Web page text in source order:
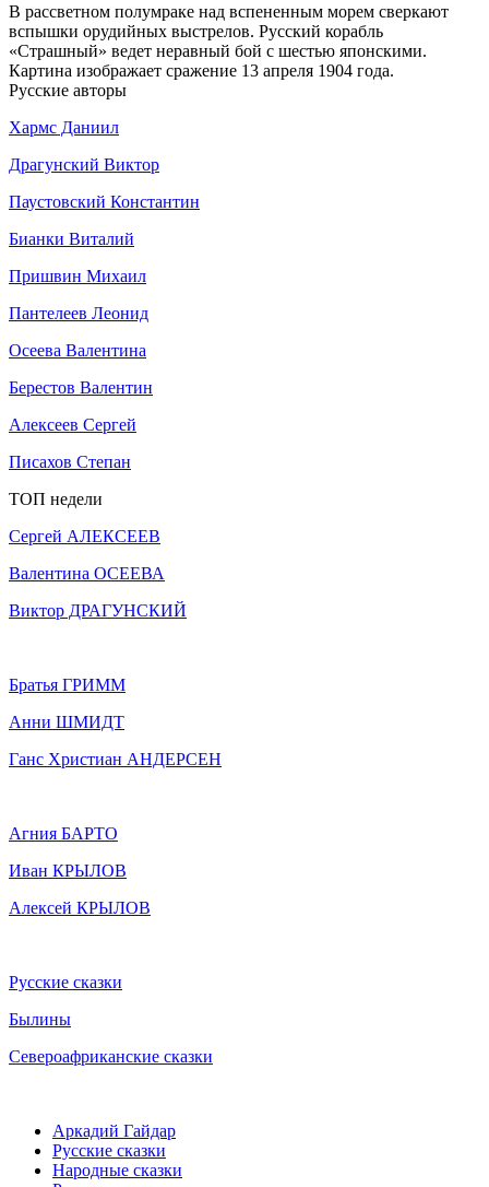
В рассветном полумраке над вспененным морем сверкают
вспышки орудийных выстрелов. Русский корабль
«Страшный» ведет неравный бой с шестью японскими.
Картина изображает сражение 13 апреля 1904 года.
Русские авторы
Хармс Даниил
Драгунский Виктор
Паустовский Константин
Бианки Виталий
Пришвин Михаил
Пантелеев Леонид
Осеева Валентина
Берестов Валентин
Алексеев Сергей
Писахов Степан
ТОП недели
Сергей АЛЕКСЕЕВ
Валентина ОСЕЕВА
Виктор ДРАГУНСКИЙ
Братья ГРИММ
Анни ШМИДТ
Ганс Христиан АНДЕРСЕН
Агния БАРТО
Иван КРЫЛОВ
Алексей КРЫЛОВ
Русские сказки
Былины
Североафриканские сказки
Аркадий Гайдар
Русские сказки
Народные сказки